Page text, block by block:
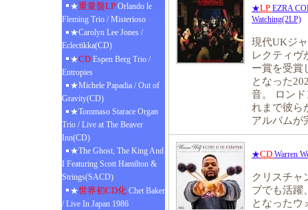
★重量盤LP Orlando le
Fleming Trio / Misterioso
★Carolyn Lee Jones /
Eclectikka(CD)
★CD Espen Berg Trio /
Entropies
★Michele Papadia / Out of
Gravity(CD)
★Tommaso Starace Organ
Trio / Live at The Beaver
Inn(CD)
★The Ghost, The King And
I Featuring Scott Hamilton &
Strings(SACD)
★世界初CD化 Chet Baker
/ Live In Japan 1986
★LP EZRA
Watching(2LP)
現代UKジ
レクティヴ
ー賞を受賞
となった
音。 ロン
れまで彼ら
アルバムが
★CD Warren
クリスチャ
ブでも活躍
となったウ